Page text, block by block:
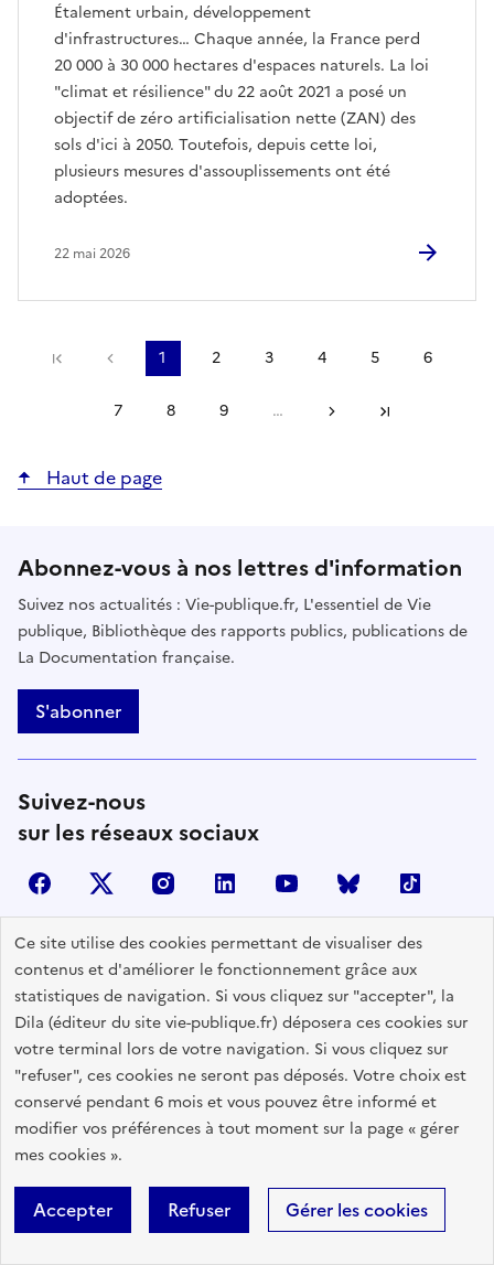
Ce site utilise des cookies permettant de visualiser des
contenus et d'améliorer le fonctionnement grâce aux
statistiques de navigation. Si vous cliquez sur "accepter", la
Dila (éditeur du site vie-publique.fr) déposera ces cookies sur
votre terminal lors de votre navigation. Si vous cliquez sur
"refuser", ces cookies ne seront pas déposés. Votre choix est
conservé pendant 6 mois et vous pouvez être informé et
modifier vos préférences à tout moment sur la page « gérer
mes cookies ».
Accepter Refuser Gérer les cookies
Étalement urbain, développement
d'infrastructures… Chaque année, la France perd
20 000 à 30 000 hectares d'espaces naturels. La loi
"climat et résilience" du 22 août 2021 a posé un
objectif de zéro artificialisation nette (ZAN) des
sols d'ici à 2050. Toutefois, depuis cette loi,
plusieurs mesures d'assouplissements ont été
adoptées.
22 mai 2026
Première pagePrécédent
Page
1 Page
2 Page
3 Page
4 Page
5 Page
6
Page
7 Page
8 Page
9 … SuivantDernière page
Haut de page
Abonnez-vous à nos lettres d'information
Suivez nos actualités : Vie-publique.fr, L'essentiel de Vie
publique, Bibliothèque des rapports publics, publications de
La Documentation française.
S'abonner
Suivez-nous
sur les réseaux sociaux
facebook X (anciennement Twitter)
instagramlinkedin youtube Bluesky
Contactez-nous
Lettres d'information
Espace Presse
Utiliser nos contenus
Flux RSS
Travailler avec Vie publique
Glossaire